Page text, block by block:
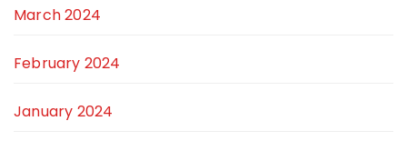
March 2024
February 2024
January 2024